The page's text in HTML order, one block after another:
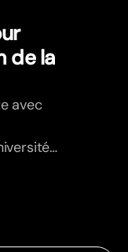
de la
avec